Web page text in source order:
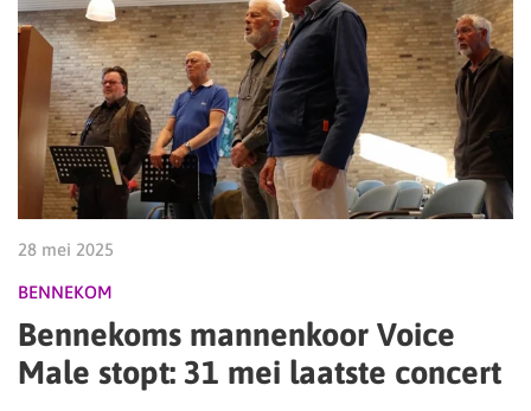
28 mei 2025
BENNEKOM
Bennekoms mannenkoor Voice
Male stopt: 31 mei laatste concert